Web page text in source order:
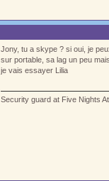
Jony, tu a skype ? si oui, je
sur portable, sa lag un peu
je vais essayer Lilia
Security guard at Five Nights